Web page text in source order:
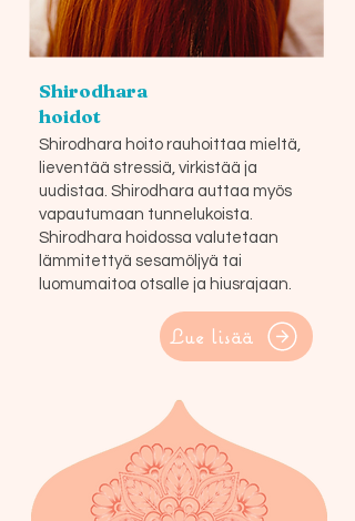
Shirodhara hoito rauhoittaa mieltä,
lieventää stressiä, virkistää ja
uudistaa. Shirodhara auttaa myös
vapautumaan tunnelukoista.
Shirodhara hoidossa valutetaan
lämmitettyä sesamöljyä tai
luomumaitoa otsalle ja hiusrajaan.
Shirodhara
hoidot
Lue lisää